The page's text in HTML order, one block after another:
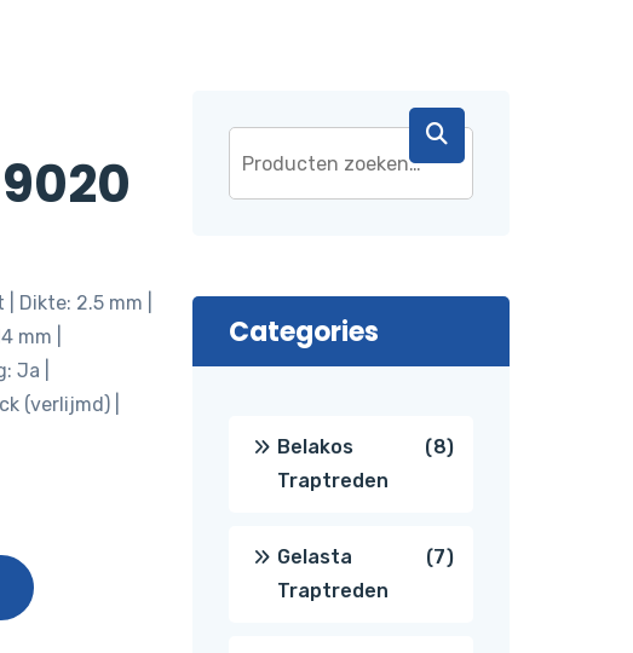
Dikte: 2.5 mm |
mm |
Ja |
(verlijmd) |
Categories
Belakos
Traptreden
88
Gelasta
Traptreden
77